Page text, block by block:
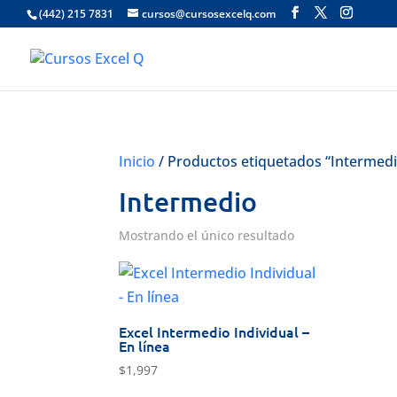
(442) 215 7831 cursos@cursosexcelq.com
Inicio / Productos etiquetados
Intermedio
Mostrando el único resultado
Excel Intermedio Individual –
En línea
$1,997